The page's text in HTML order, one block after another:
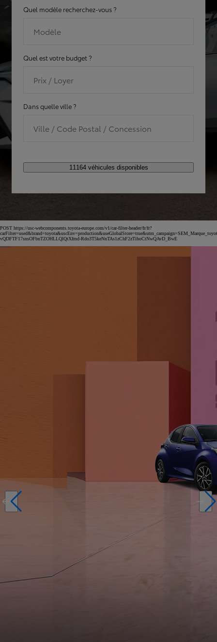
Quel modèle recherchez-vous ?
Modèle
Quel est votre budget ?
Prix / Loyer
Dans quelle ville ?
Ville / Code Postal / Concession
11164 véhicules disponibles
POST https://usc-webcomponents.toyota-europe.com/v1/car-filter-header/fr/fr?
vQDFTF17snsOFbnTZOHLLQlQtXfmd-Rdo3T5keNnTAs1zChF2zTihoCtNwQAvD_BwE